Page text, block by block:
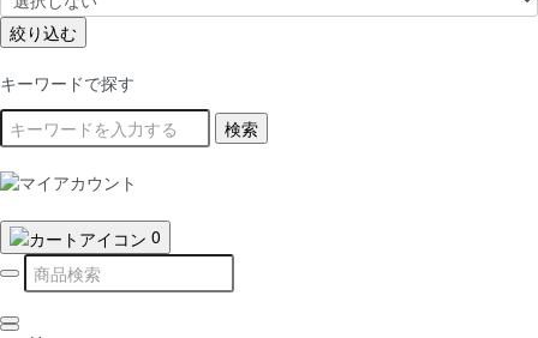
絞り込む
キーワードで探す
検索
0